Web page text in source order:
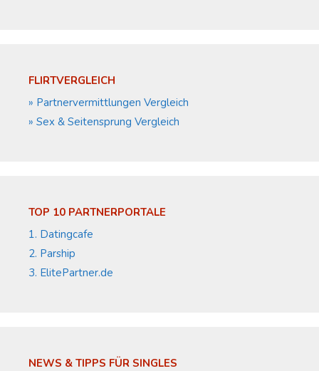
FLIRTVERGLEICH
» Partnervermittlungen Vergleich
» Sex & Seitensprung Vergleich
TOP 10 PARTNERPORTALE
1. Datingcafe
2. Parship
3. ElitePartner.de
NEWS & TIPPS FÜR SINGLES